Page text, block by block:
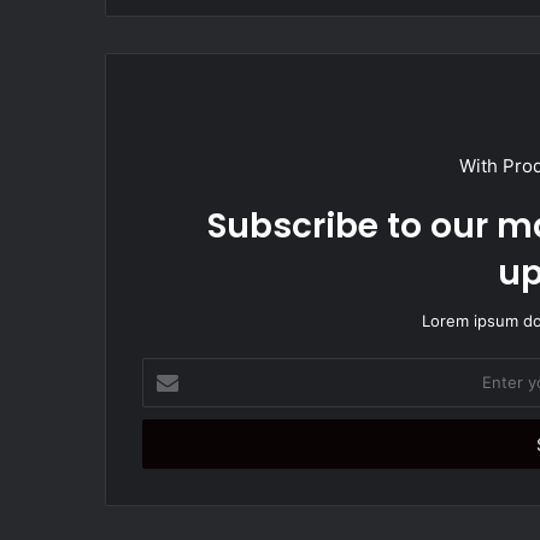
With
Subscribe to our
Lorem ipsum
t
r